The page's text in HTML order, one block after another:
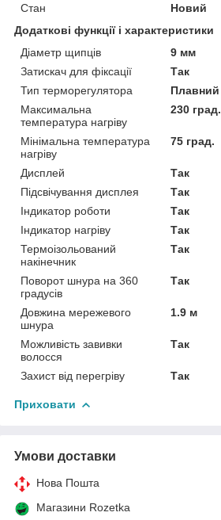
Стан
Новий
Додаткові функції і характеристики
Діаметр щипців
9 мм
Затискач для фіксації
Так
Тип терморегулятора
Плавний
Максимальна
температура нагріву
230 град.
Мінімальна температура
нагріву
75 град.
Дисплей
Так
Підсвічування дисплея
Так
Індикатор роботи
Так
Індикатор нагріву
Так
Термоізольований
накінечник
Так
Поворот шнура на 360
градусів
Так
Довжина мережевого
шнура
1.9 м
Можливість завивки
волосся
Так
Захист від перегріву Так
Приховати
Умови доставки
Нова Пошта
Магазини Rozetka